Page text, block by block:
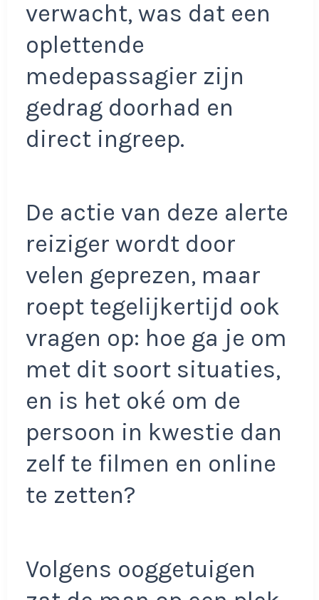
verwacht, was dat een
oplettende
medepassagier zijn
gedrag doorhad en
direct ingreep.
De actie van deze alerte
reiziger wordt door
velen geprezen, maar
roept tegelijkertijd ook
vragen op: hoe ga je om
met dit soort situaties,
en is het oké om de
persoon in kwestie dan
zelf te filmen en online
te zetten?
Volgens ooggetuigen